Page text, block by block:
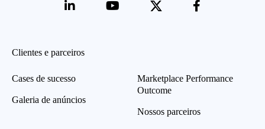
Clientes e parceiros
Cases de sucesso
Galeria de anúncios
Marketplace Performance
Outcome
Nossos parceiros